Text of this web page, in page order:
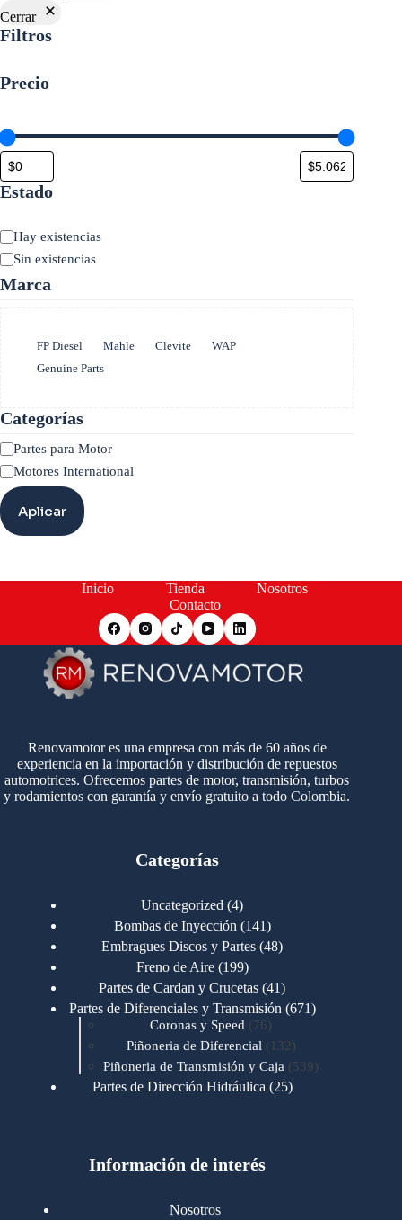
Cerrar
Filtros
Precio
Estado
Estado
Hay existencias
Sin existencias
Marca
Marca
FP Diesel Mahle Clevite
WAP
Genuine Parts
Categorías
Categoría
Partes para Motor
Motores International
Aplicar
Inicio Tienda
Nosotros
Contacto
Renovamotor es una empresa con más de 60 años de
experiencia en la importación y distribución de repuestos
automotrices. Ofrecemos partes de motor, transmisión, turbos
y rodamientos con garantía y envío gratuito a todo Colombia.
Categorías
Uncategorized 44
productos
Bombas de Inyección 141141
productos
Embragues Discos y Partes 4848
Freno de Aire 199199
productos
Partes de Cardan y Crucetas 4141
productos
Partes de Diferenciales y Transmisión 671671
Coronas y Speed 7676
productos
Piñoneria de Diferencial 132 132
productos
Piñoneria de Transmisión y Caja 539539
Partes de Dirección Hidráulica 2525
Motores Cummins 723
Información de interés
Nosotros